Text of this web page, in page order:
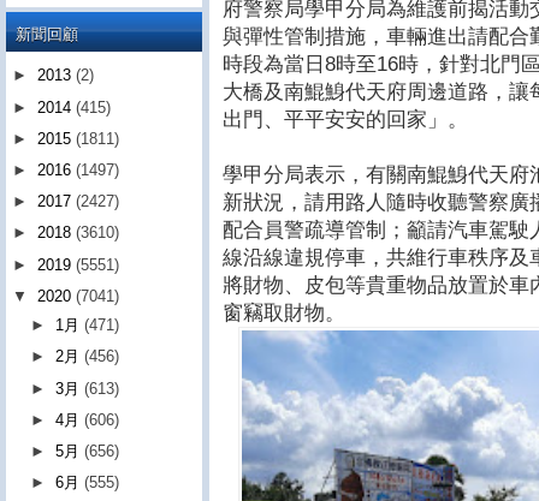
府警察局學甲分局為維護前揭活
與彈性管制措施，車輛進出請配
時段為當日8時至16時，針對北門
大橋及南鯤鯓代天府周邊道路，
出門、平平安安的回家」。
學甲分局表示，有關南鯤鯓代天
新狀況，請用路人隨時收聽警察
配合員警疏導管制；籲請汽車駕
線沿線違規停車，共維行車秩序
將財物、皮包等貴重物品放置於
窗竊取財物。
新聞回顧
► 2013 (2)
► 2014 (415)
► 2015 (1811)
► 2016 (1497)
► 2017 (2427)
► 2018 (3610)
► 2019 (5551)
▼ 2020 (7041)
► 1月(471)
►2月(456)
►3月(613)
►4月(606)
►5月(656)
►6月(555)